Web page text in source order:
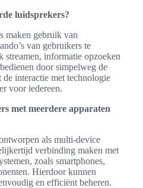
luidsprekers?
maken gebruik van
van gebruikers te
streamen, informatie opzoeken
door simpelweg de
interactie met technologie
voor iedereen.
met meerdere apparaten
als multi-device
verbinding maken met
zoals smartphones,
Hierdoor kunnen
en efficiënt beheren.